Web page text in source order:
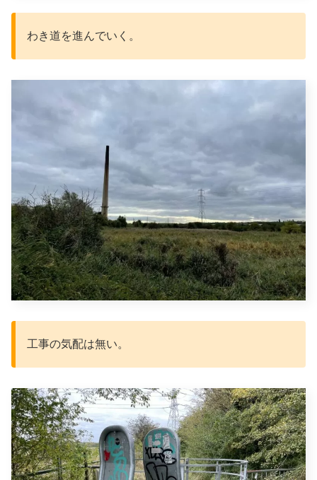
わき道を進んでいく。
工事の気配は無い。